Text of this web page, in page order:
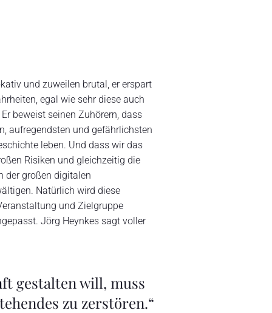
und zuweilen brutal, er erspart
egal wie sehr diese auch
beweist seinen Zuhörern, dass
aufregendsten und gefährlichsten
leben. Und dass wir das
Risiken und gleichzeitig die
der großen digitalen
Natürlich wird diese
und Zielgruppe
Jörg Heynkes sagt voller
gestalten will, muss
zu zerstören.“